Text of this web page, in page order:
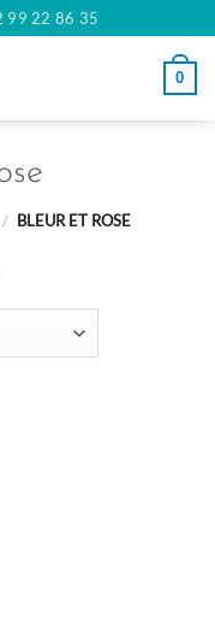
99 22 86 35
0
/ BLEUR ET ROSE